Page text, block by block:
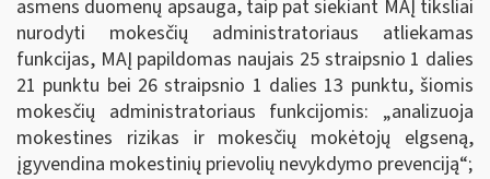
asmens duomenų apsauga, taip pat siekiant MAĮ tiksliai
nurodyti mokesčių administratoriaus atliekamas
funkcijas, MAĮ papildomas naujais 25 straipsnio 1 dalies
21 punktu bei 26 straipsnio 1 dalies 13 punktu, šiomis
mokesčių administratoriaus funkcijomis: „analizuoja
mokestines rizikas ir mokesčių mokėtojų elgseną,
įgyvendina mokestinių prievolių nevykdymo prevenciją“;